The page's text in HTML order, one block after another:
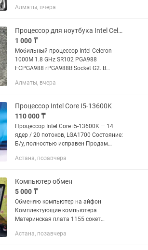
есть вопросы пишите или звоните Есть
банк
Алматы, вчера
Процессор для ноутбука Intel Celeron 1000M 1.8 GHz SR102 PGA988
1 000 ₸
Мобильный процессор Intel Celeron
1000M 1.8 GHz SR102 PGA988
FCPGA988 rPGA988B Socket G2. В
и непогнутые. Стоял в ноутбуке Acer.
Алматы, вчера
Процессор Intel Core I5-13600K
110 000 ₸
Процессор Intel Core i5-13600K — 14
ядер / 20 потоков, LGA1700 Состояние:
Б/у, полностью исправен Продам
для игрового или рабочего
Астана, позавчера
Компьютер обмен
5 000 ₸
Обменяю компьютер на айфон
Комплектующие компьютера
Материнская плата 1155 сокет
1050 ti от компании Asus ОЗУ 12 Гб ддр
Астана, позавчера